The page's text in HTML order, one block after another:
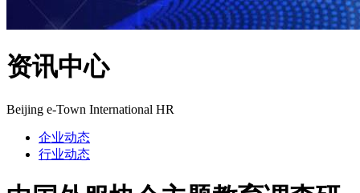
资讯中心
Beijing e-Town International HR
企业动态
行业动态